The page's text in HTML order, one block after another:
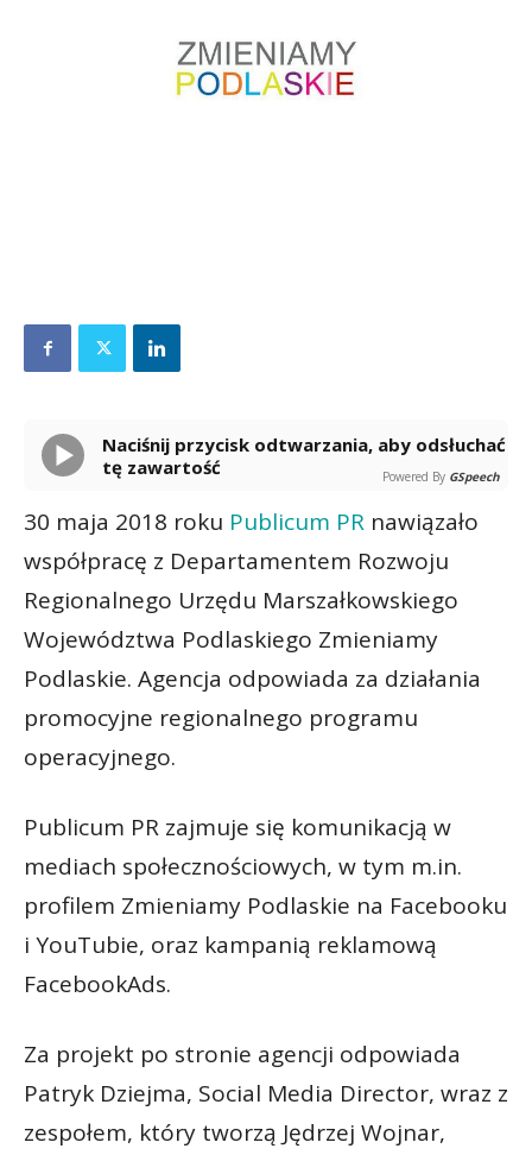
Naciśnij przycisk odtwarzania, aby odsłuchać
tę zawartość
Powered By GSpeech
30 maja 2018 roku Publicum PR nawiązało
współpracę z Departamentem Rozwoju
Regionalnego Urzędu Marszałkowskiego
Województwa Podlaskiego Zmieniamy
Podlaskie. Agencja odpowiada za działania
promocyjne regionalnego programu
operacyjnego.
Publicum PR zajmuje się komunikacją w
mediach społecznościowych, w tym m.in.
profilem Zmieniamy Podlaskie na Facebooku
i YouTubie, oraz kampanią reklamową
FacebookAds.
Za projekt po stronie agencji odpowiada
Patryk Dziejma, Social Media Director, wraz z
zespołem, który tworzą Jędrzej Wojnar,